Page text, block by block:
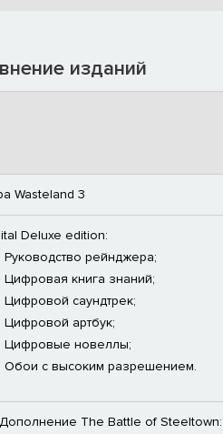
изданий
Wasteland 3
Deluxe edition:
Руководство рейнджера;
Цифровая книга знаний;
Цифровой саундтрек;
Цифровой артбук;
Цифровые новеллы;
Обои с высоким разрешением.
Дополнение The Battle of Steeltown: